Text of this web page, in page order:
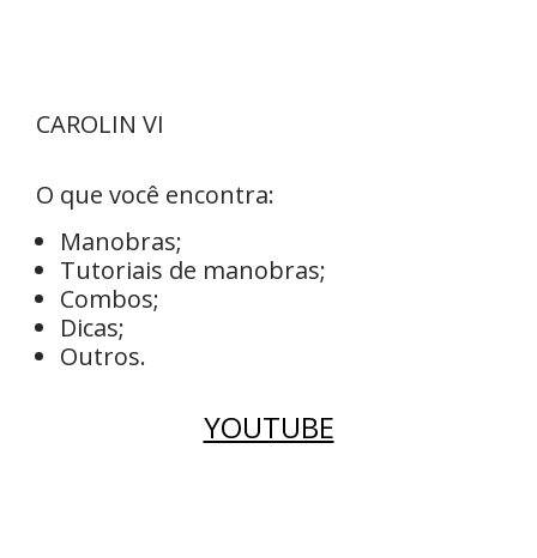
CAROLIN VI
O que você encontra:
Manobras;
Tutoriais de manobras;
Combos;
Dicas;
Outros.
YOUTUBE